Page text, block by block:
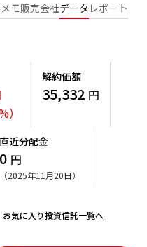
無について
入・換金手数料なしシ
ついて
への対応
モ販売会社データ レポート
）
解約価額
35,332 円
直近分配金
0 円
（2025年11月20日）
お気に入り投資信託一覧へ